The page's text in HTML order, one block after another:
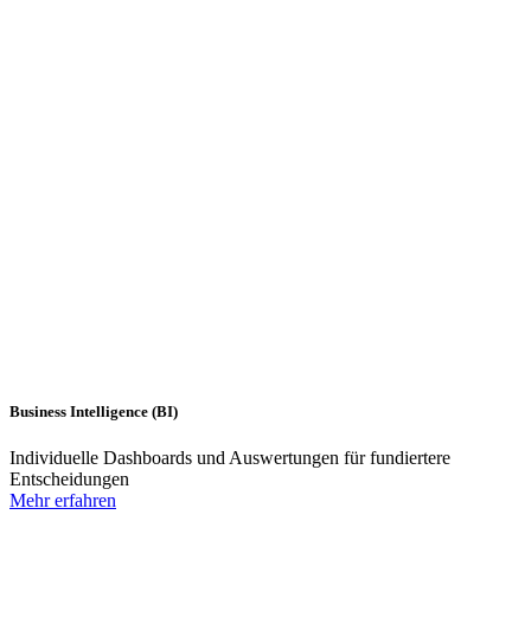
Business Intelligence (BI)
Individuelle Dashboards und Auswertungen für fundiertere
Entscheidungen
Mehr erfahren